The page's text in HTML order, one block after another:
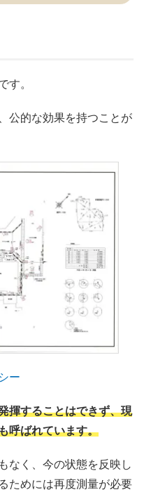
す。
公的な効果を持つことが
ー
揮することはできず、現
呼ばれています。
なく、今の状態を反映し
ためには再度測量が必要